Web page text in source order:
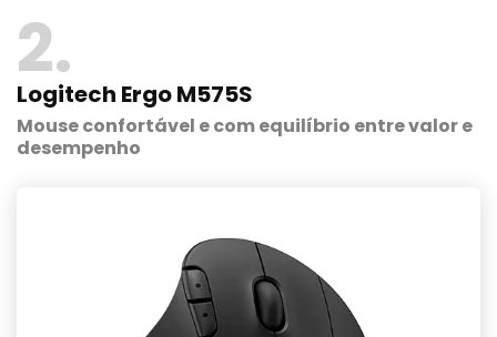
2
Logitech Ergo M575S
Mouse confortável e com equilíbrio entre valor e
desempenho